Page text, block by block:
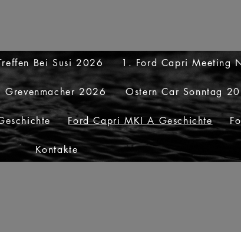
Bei Susi 2026 1. Ford Capri Meeting
Grevenmacher 2026 Ostern Car Sonntag
Ford Capri MKI A Geschichte
Kontakte